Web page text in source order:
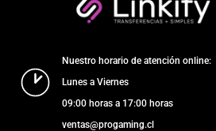
Nuestro horario de atención online:
Lunes a Viernes
09:00 horas a 17:00 horas
ventas@progaming.cl